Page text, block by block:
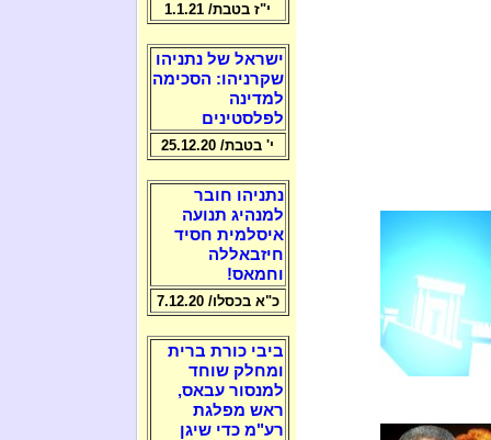
י"ז בטבת/ 1.1.21
ישראל של נתניהו
שקרניהו: הסכימה
למדינה
לפלסטינים
י' בטבת/ 25.12.20
נתניהו חובר
למנהיג תנועה
איסלמית חסיד
חיזבאללה
וחמאס!
כ"א בכסלו/ 7.12.20
ביבי כורת ברית
ומחלק שוחד
למנסור עבאס,
ראש מפלגת
רע"מ כדי שיגן